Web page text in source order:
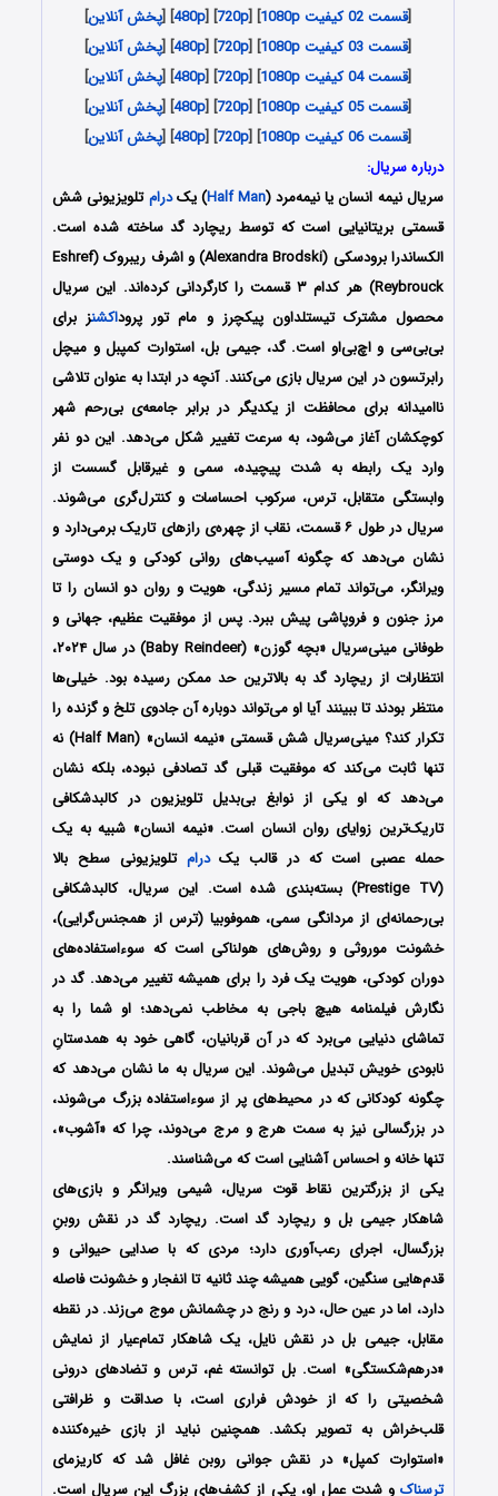
[قسمت 02 کیفیت 1080p ] [
720p
] [
480p
] [پخش آنلاین]
[قسمت 03 کیفیت 1080p ] [
720p
] [
480p
] [پخش آنلاین]
[قسمت 04 کیفیت 1080p ] [
720p
] [
480p
] [پخش آنلاین]
[قسمت 05 کیفیت 1080p ] [
720p
] [
480p
] [پخش آنلاین]
[قسمت 06 کیفیت 1080p ] [
720p
] [
480p
] [پخش آنلاین]
درباره سریال:
سریال نیمه انسان یا نیمه‌مرد (Half Man) یکدرامتلویزیونی شش
قسمتی بریتانیایی است که توسط ریچارد گد ساخته شده است.
الکساندرا برودسکی (Alexandra Brodski) و اشرف ریبروک (Eshref
Reybrouck) هر کدام ۳ قسمت را کارگردانی کرده‌اند. این سریال
محصول مشترک تیستلداون پیکچرز و مام تور پروداکشنز برای
بی‌بی‌سی و اچ‌بی‌او است. گد، جیمی بل، استوارت کمپبل و میچل
رابرتسون در این سریال بازی می‌کنند. آنچه در ابتدا به عنوان تلاشی
ناامیدانه برای محافظت از یکدیگر در برابر جامعه‌ی بی‌رحم شهر
کوچکشان آغاز می‌شود، به سرعت تغییر شکل می‌دهد. این دو نفر
وارد یک رابطه به شدت پیچیده، سمی و غیرقابل گسست از
وابستگی متقابل، ترس، سرکوب احساسات و کنترل‌گری می‌شوند.
سریال در طول ۶ قسمت، نقاب از چهره‌ی رازهای تاریک برمی‌دارد و
نشان می‌دهد که چگونه آسیب‌های روانی کودکی و یک دوستی
ویرانگر، می‌تواند تمام مسیر زندگی، هویت و روان دو انسان را تا
مرز جنون و فروپاشی پیش ببرد. پس از موفقیت عظیم، جهانی و
طوفانی مینی‌سریال «بچه گوزن» (Baby Reindeer) در سال ۲۰۲۴،
انتظارات از ریچارد گد به بالاترین حد ممکن رسیده بود. خیلی‌ها
منتظر بودند تا ببینند آیا او می‌تواند دوباره آن جادوی تلخ و گزنده را
تکرار کند؟ مینی‌سریال شش قسمتی «نیمه انسان» (Half Man) نه
تنها ثابت می‌کند که موفقیت قبلی گد تصادفی نبوده، بلکه نشان
می‌دهد که او یکی از نوابغ بی‌بدیل تلویزیون در کالبدشکافی
تاریک‌ترین زوایای روان انسان است. «نیمه انسان» شبیه به یک
حمله عصبی است که در قالب یکدرام تلویزیونی سطح بالا
(Prestige TV) بسته‌بندی شده است. این سریال، کالبدشکافی
بی‌رحمانه‌ای از مردانگی سمی، هموفوبیا (ترس از همجنس‌گرایی)،
خشونت موروثی و روش‌های هولناکی است که سوءاستفاده‌های
دوران کودکی، هویت یک فرد را برای همیشه تغییر می‌دهد. گد در
نگارش فیلمنامه هیچ باجی به مخاطب نمی‌دهد؛ او شما را به
تماشای دنیایی می‌برد که در آن قربانیان، گاهی خود به همدستانِ
نابودی خویش تبدیل می‌شوند. این سریال به ما نشان می‌دهد که
چگونه کودکانی که در محیط‌های پر از سوءاستفاده بزرگ می‌شوند،
در بزرگسالی نیز به سمت هرج و مرج می‌دوند، چرا که «آشوب»،
تنها خانه و احساس آشنایی است که می‌شناسند.
یکی از بزرگترین نقاط قوت سریال، شیمی ویرانگر و بازی‌های
شاهکار جیمی بل و ریچارد گد است. ریچارد گد در نقش روبنِ
بزرگسال، اجرای رعب‌آوری دارد؛ مردی که با صدایی حیوانی و
قدم‌هایی سنگین، گویی همیشه چند ثانیه تا انفجار و خشونت فاصله
دارد، اما در عین حال، درد و رنج در چشمانش موج می‌زند. در نقطه
مقابل، جیمی بل در نقش نایل، یک شاهکار تمام‌عیار از نمایش
«درهم‌شکستگی» است. بل توانسته غم، ترس و تضادهای درونی
شخصیتی را که از خودش فراری است، با صداقت و ظرافتی
قلب‌خراش به تصویر بکشد. همچنین نباید از بازی خیره‌کننده
«استوارت کمپل» در نقش جوانی روبن غافل شد که کاریزمای
ترسناک و شدت عمل او، یکی از کشف‌های بزرگ این سریال است.